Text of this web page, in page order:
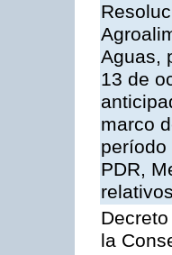
Aguas,
13 de
marco
período
PDR,
la